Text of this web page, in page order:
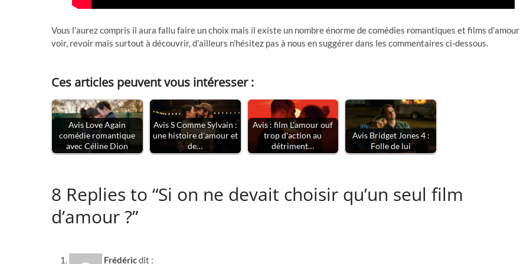
Vous l’aurez compris il aura fallu faire un choix mais il existe un nombre énorme de comédies romantiques et films d’amour
voir, revoir mais surtout à découvrir, d’ailleurs n’hésitez pas à nous en suggérer dans les commentaires ci-dessous.
Ces articles peuvent vous intéresser :
Avis Love Again
comédie romantique
avec Céline Dion
Avis S Comme Sylvain :
une histoire d'amour et
de…
Avis : film L'amour ouf
trop d'action au
détriment…
Avis Bridget Jones 4 :
Folle de lui
8 Replies to “Si on ne devait choisir qu’un seul film
d’amour ?”
Frédéricdit :